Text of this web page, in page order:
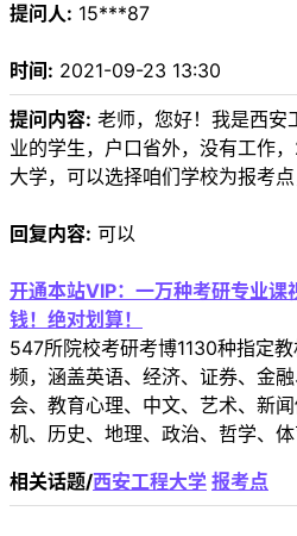
提问人: 15***87
时间: 2021-09-23 13:30
提问内容: 老师，您好！我是西安
业的学生，户口省外，没有工作
大学，可以选择咱们学校为报考
回复内容: 可以
开通本站VIP：一万种考研专业课
钱！绝对划算！
547所院校考研考博1130种指定
频，涵盖英语、经济、证券、金
会、教育心理、中文、艺术、新
机、历史、地理、政治、哲学、体
相关话题/西安工程大学 报考点